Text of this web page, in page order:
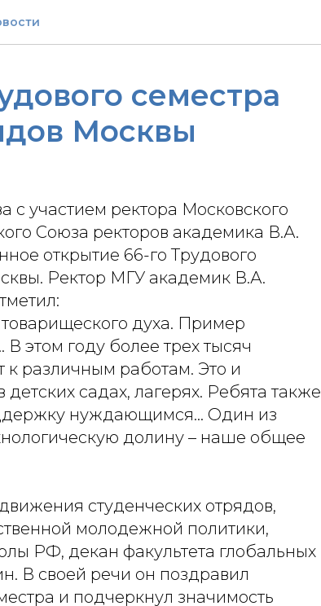
семестра
Москвы
участием ректора Московского
Союза ректоров академика В.А.
открытие 66-го Трудового
Ректор МГУ академик В.А.
духа. Пример
этом году более трех тысяч
к различным работам. Это и
детских садах, лагерях. Ребята также
нуждающимся... Один из
долину – наше общее
студенческих отрядов,
молодежной политики,
РФ, декан факультета глобальных
В своей речи он поздравил
и подчеркнул значимость